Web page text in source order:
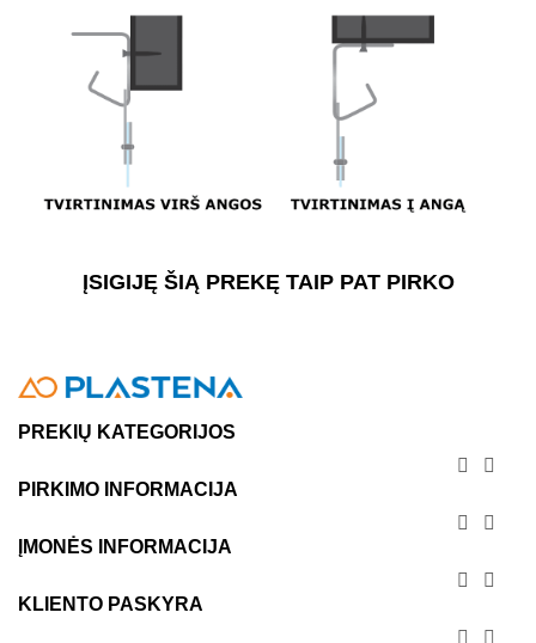
ĮSIGIJĘ ŠIĄ PREKĘ TAIP PAT PIRKO
PREKIŲ KATEGORIJOS


PIRKIMO INFORMACIJA


ĮMONĖS INFORMACIJA


KLIENTO PASKYRA

